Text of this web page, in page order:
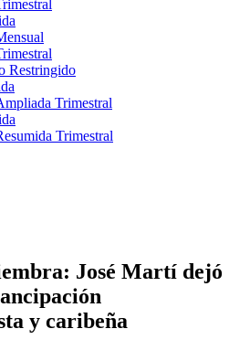
Restringido
Trimestral
Trimestral
José Martí dejó
y caribeña